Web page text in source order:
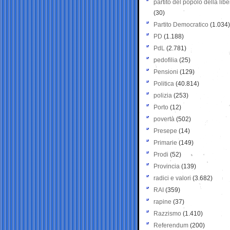
partito del popolo della
(30)
Partito Democratico (1.034)
PD (1.188)
PdL (2.781)
pedofilia (25)
Pensioni (129)
Politica (40.814)
polizia (253)
Porto (12)
povertà (502)
Presepe (14)
Primarie (149)
Prodi (52)
Provincia (139)
radici e valori (3.682)
RAI (359)
rapine (37)
Razzismo (1.410)
Referendum (200)